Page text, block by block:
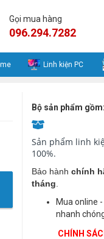
Gọi mua hàng
096.294.7282
Linh kiện PC
Bộ sản phẩm gồm:
Sản phẩm linh
100%.
Bảo hành chính
tháng
Mua online
nhanh
CHÍNH